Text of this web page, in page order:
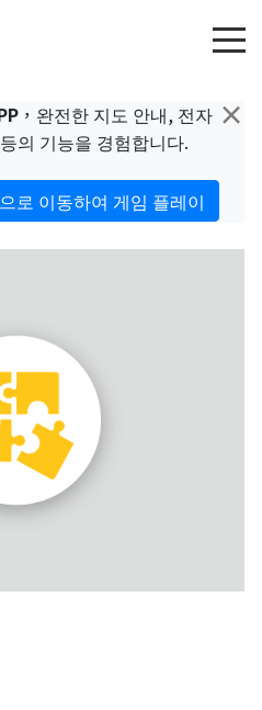
×
，완전한 지도 안내, 전자
의 기능을 경험합니다.
로 이동하여 게임 플레이